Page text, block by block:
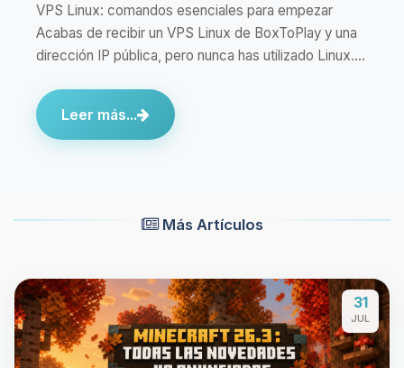
VPS Linux: comandos esenciales para empezar
Acabas de recibir un VPS Linux de BoxToPlay y una
dirección IP pública, pero nunca has utilizado Linux.…
Leer más...
Más Artículos
31
JUL